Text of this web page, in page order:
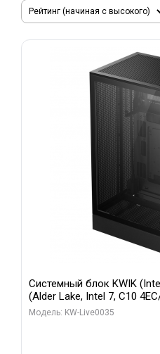
Системный блок KWIK
(Alder Lake, Intel 7, C10
Sinotex GTX1650 4GB 128bit
Модель: KW-Live0035